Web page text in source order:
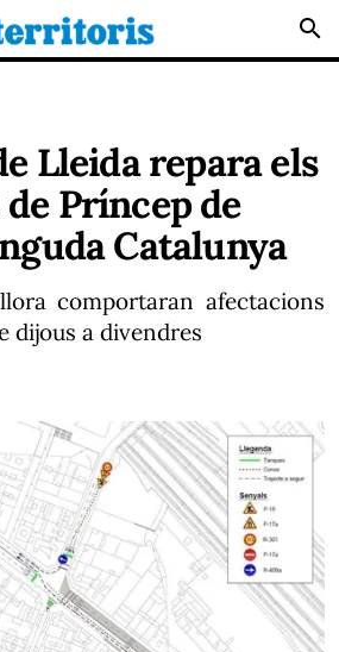
search
Lleida repara els
Príncep de
Catalunya
comportaran afectacions
dijous a divendres